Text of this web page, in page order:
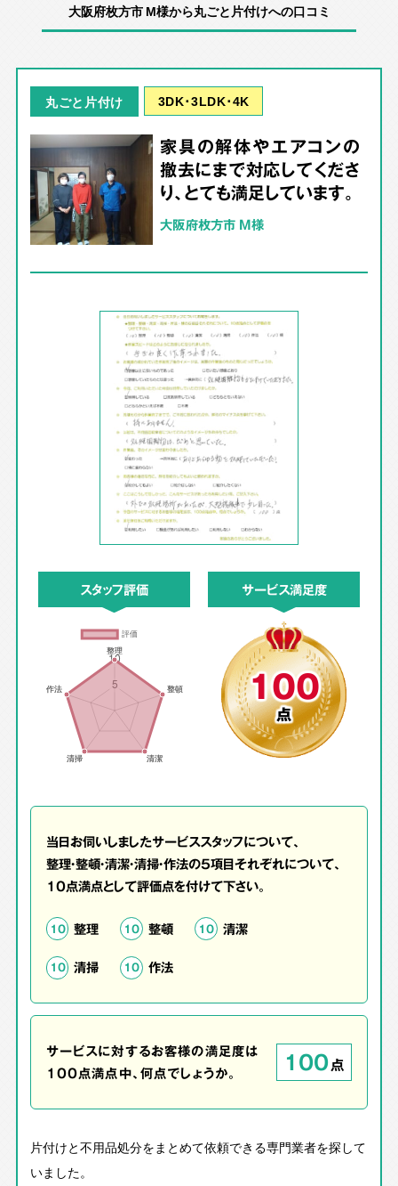
大阪府枚方市 M様から丸ごと片付けへの口コミ
丸ごと片付け 3DK･3LDK･4K
家具の解体やエアコンの
撤去にまで対応してくださ
り、とても満足しています。
大阪府枚方市 M様
スタッフ評価 サービス満足度
100
点
当日お伺いしましたサービススタッフについて、
整理・整頓・清潔・清掃・作法の5項目それぞれについて、
10点満点として評価点を付けて下さい。
10 整理 10 整頓 10 清潔
10 清掃 10 作法
サービスに対するお客様の満足度は
100点満点中、何点でしょうか。
100点
片付けと不用品処分をまとめて依頼できる専門業者を探して
いました。